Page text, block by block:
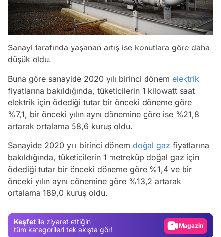
Sanayi tarafında yaşanan artış ise konutlara göre daha
düşük oldu.
Buna göre sanayide 2020 yılı birinci dönem elektrik
fiyatlarına bakıldığında, tüketicilerin 1 kilowatt saat
elektrik için ödediği tutar bir önceki döneme göre
%7,1, bir önceki yılın aynı dönemine göre ise %21,8
artarak ortalama 58,6 kuruş oldu.
Sanayide 2020 yılı birinci dönem doğal gaz fiyatlarına
bakıldığında, tüketicilerin 1 metreküp doğal gaz için
ödediği tutar bir önceki döneme göre %1,4 ve bir
önceki yılın aynı dönemine göre %13,2 artarak
ortalama 189,0 kuruş oldu.
Keşfet ile ziyaret ettiğin
tüm kategorileri tek akışta gör!
Magazin